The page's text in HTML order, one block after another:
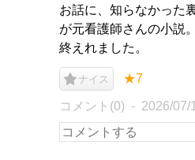
お話に、知らなかった
が元看護師さんの小説
終えれました。
ナイス ★7
コメント(0) 2026/07/